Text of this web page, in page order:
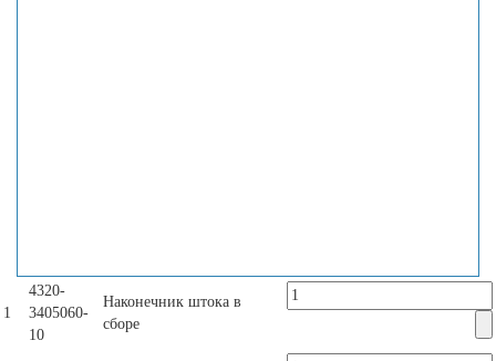
1
4320-
3405060-
10
Наконечник штока в
сборе